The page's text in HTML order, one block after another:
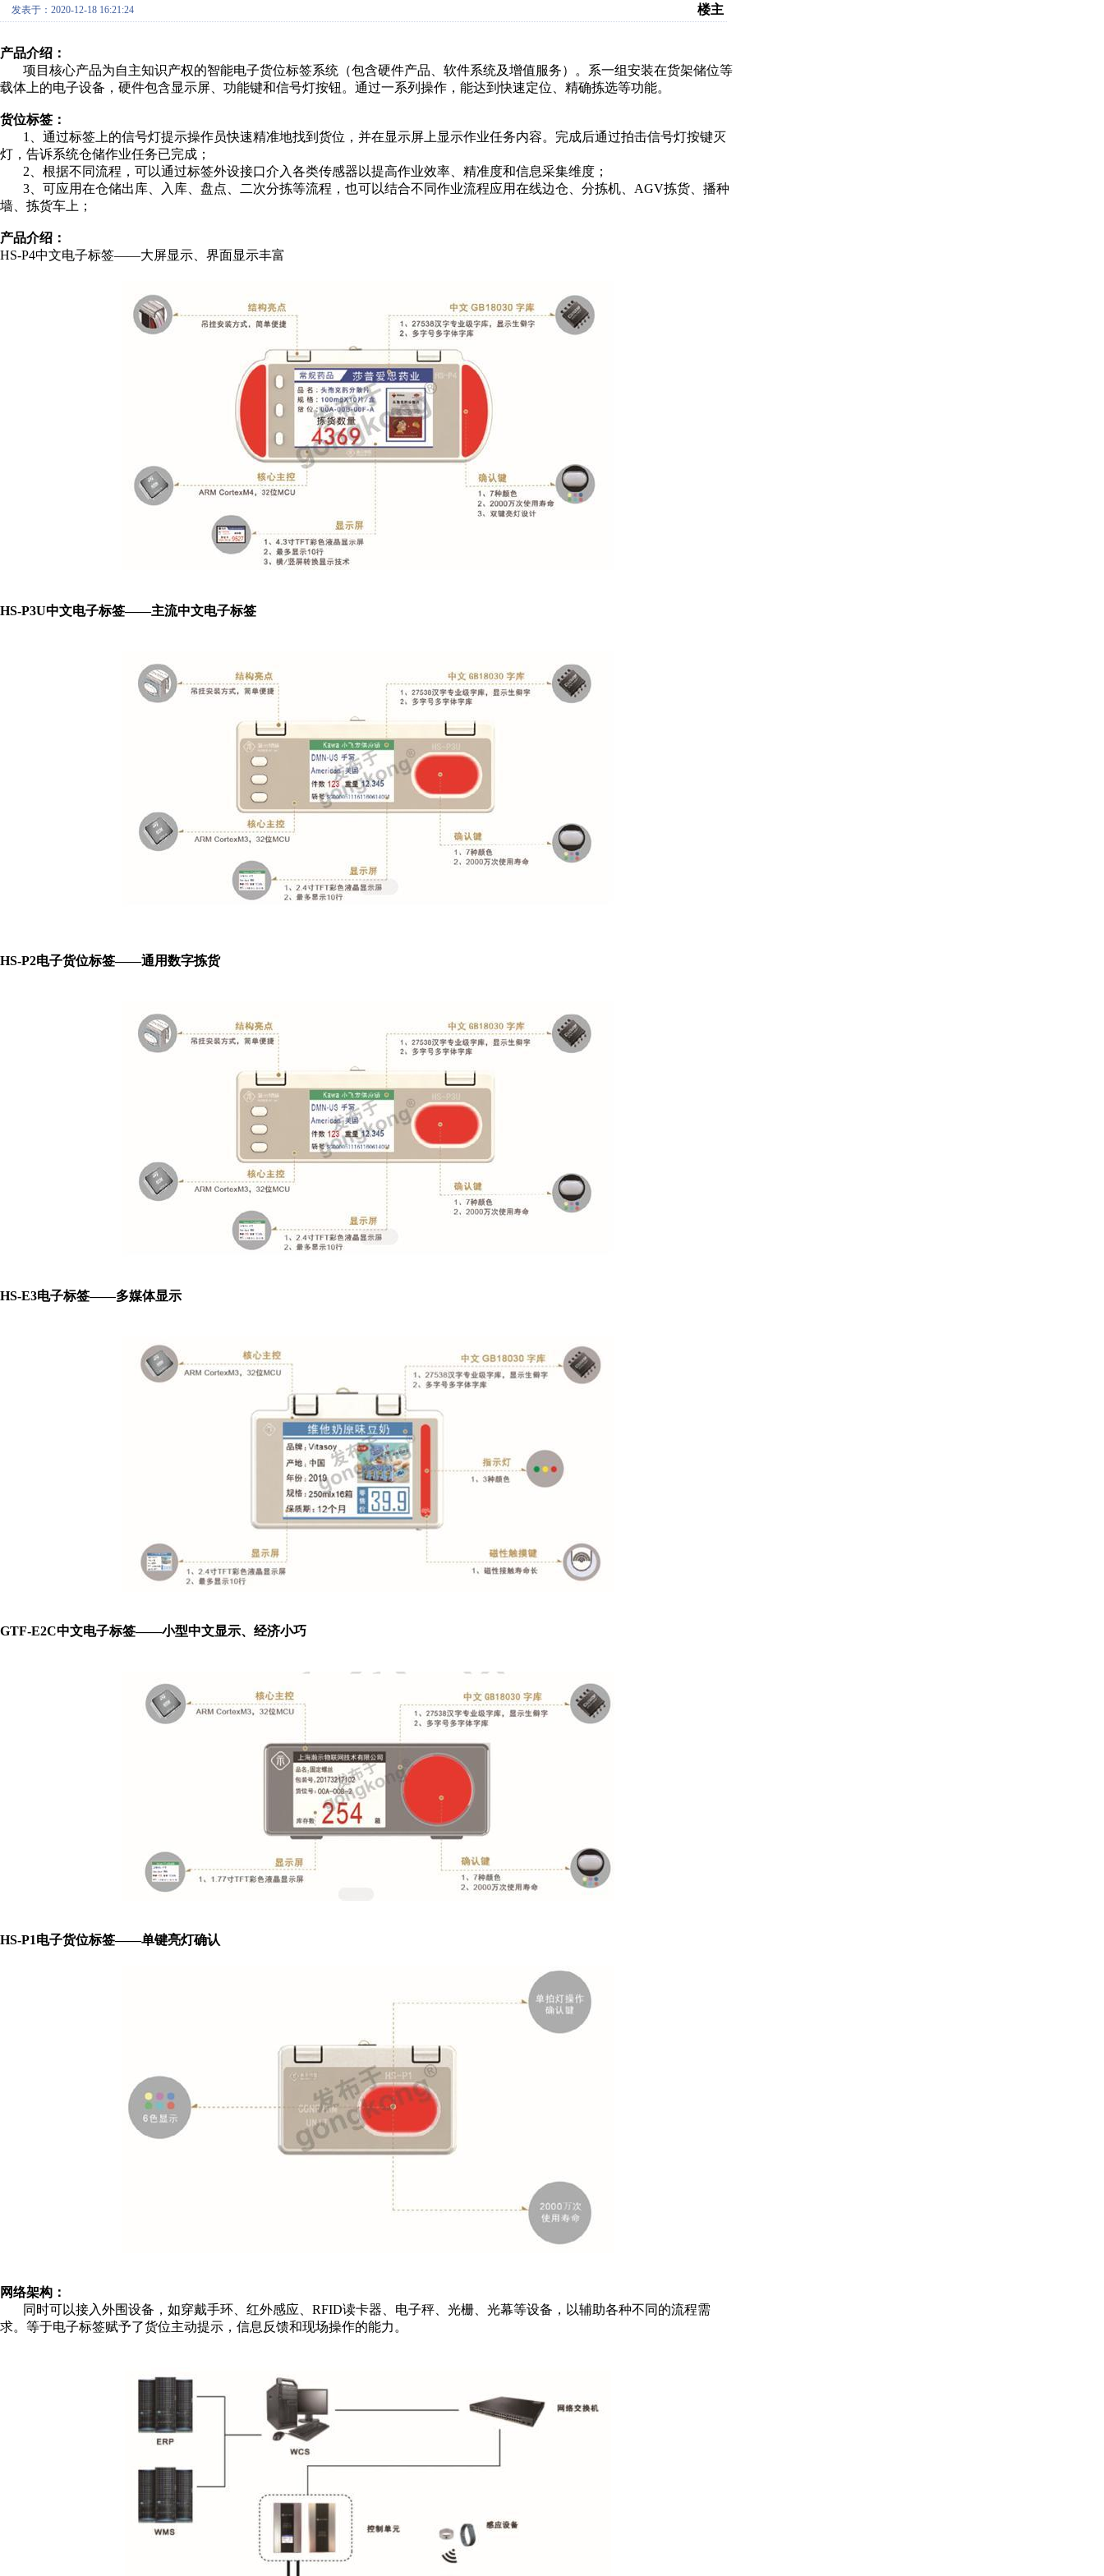
发表于：2020-12-18 16:21:24 楼主
产品介绍：
项目核心产品为自主知识产权的智能电子货位标签系统（包含硬件产品、软件系统及增值服务）。系一组安装在货架储位等
载体上的电子设备，硬件包含显示屏、功能键和信号灯按钮。通过一系列操作，能达到快速定位、精确拣选等功能。
货位标签：
1、通过标签上的信号灯提示操作员快速精准地找到货位，并在显示屏上显示作业任务内容。完成后通过拍击信号灯按键灭
灯，告诉系统仓储作业任务已完成；
2、根据不同流程，可以通过标签外设接口介入各类传感器以提高作业效率、精准度和信息采集维度；
3、可应用在仓储出库、入库、盘点、二次分拣等流程，也可以结合不同作业流程应用在线边仓、分拣机、AGV拣货、播种
墙、拣货车上；
产品介绍：
HS-P4中文电子标签——大屏显示、界面显示丰富
HS-P3U中文电子标签——主流中文电子标签
HS-P2电子货位标签——通用数字拣货
HS-E3电子标签——多媒体显示
GTF-E2C中文电子标签——小型中文显示、经济小巧
HS-P1电子货位标签——单键亮灯确认
网络架构：
同时可以接入外围设备，如穿戴手环、红外感应、RFID读卡器、电子秤、光栅、光幕等设备，以辅助各种不同的流程需
求。等于电子标签赋予了货位主动提示，信息反馈和现场操作的能力。